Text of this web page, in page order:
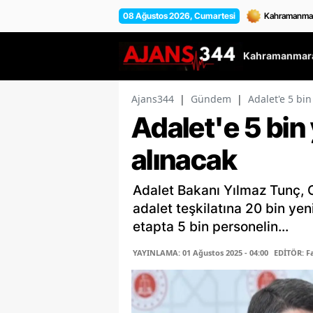
08 Ağustos 2026, Cumartesi
Ajans344 | Gündem | Adalet'e 5
Adalet'e 5
alınacak
Adalet Bakanı Yılmaz Tunç,
adalet teşkilatına 20 bin
etapta 5 bin personelin...
YAYINLAMA: 01 Ağustos 2025 - 04:00 EDİTÖR: